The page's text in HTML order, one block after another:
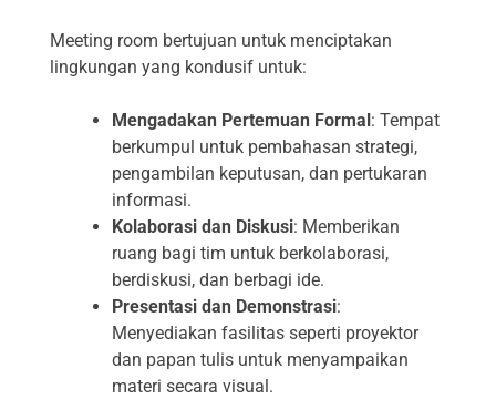
Meeting room bertujuan untuk menciptakan
lingkungan yang kondusif untuk:
Mengadakan Pertemuan Formal: Tempat
berkumpul untuk pembahasan strategi,
pengambilan keputusan, dan pertukaran
informasi.
Kolaborasi dan Diskusi: Memberikan
ruang bagi tim untuk berkolaborasi,
berdiskusi, dan berbagi ide.
Presentasi dan Demonstrasi:
Menyediakan fasilitas seperti proyektor
dan papan tulis untuk menyampaikan
materi secara visual.